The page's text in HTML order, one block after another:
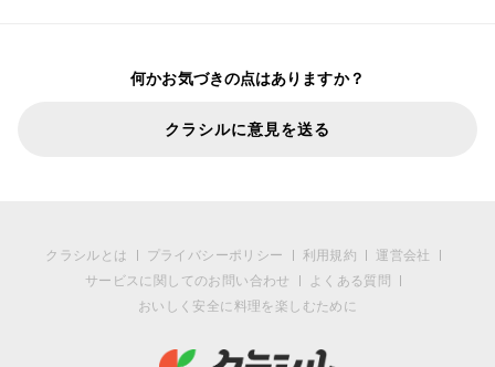
何かお気づきの点はありますか？
クラシルに意見を送る
クラシルとは プライバシーポリシー 利用規約
運営会社
サービスに関してのお問い合わせ
よくある質問
おいしく安全に料理を楽しむために